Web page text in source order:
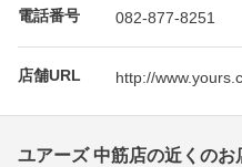
電話番号 082-877-8251
店舗URL http://
ユアーズ 中筋店の近くのお